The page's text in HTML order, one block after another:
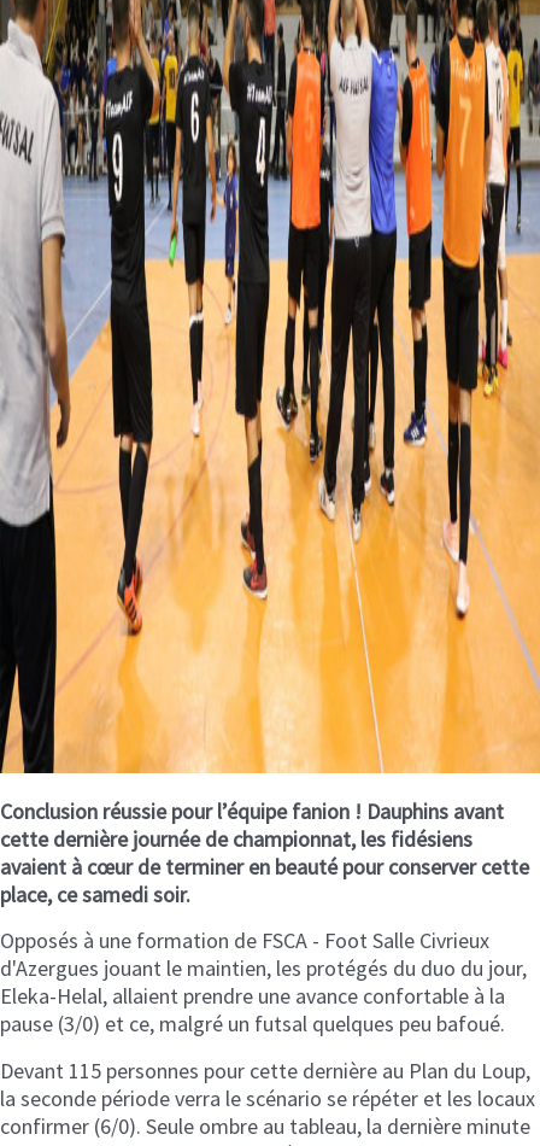
Conclusion réussie pour l’équipe fanion ! Dauphins avant
cette dernière journée de championnat, les fidésiens
avaient à cœur de terminer en beauté pour conserver cette
place, ce samedi soir.
Opposés à une formation de FSCA - Foot Salle Civrieux
d'Azergues jouant le maintien, les protégés du duo du jour,
Eleka-Helal, allaient prendre une avance confortable à la
pause (3/0) et ce, malgré un futsal quelques peu bafoué.
Devant 115 personnes pour cette dernière au Plan du Loup,
la seconde période verra le scénario se répéter et les locaux
confirmer (6/0). Seule ombre au tableau, la dernière minute